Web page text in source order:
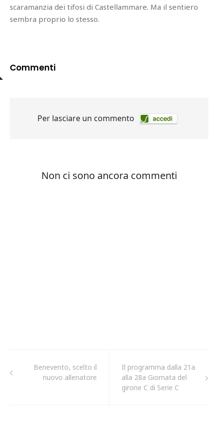
scaramanzia dei tifosi di Castellammare. Ma il sentiero
sembra proprio lo stesso.
Commenti
Benevento, scelto il
nuovo allenatore
Il programma dalla 21a
alla 28a Giornata del
girone C di Serie C